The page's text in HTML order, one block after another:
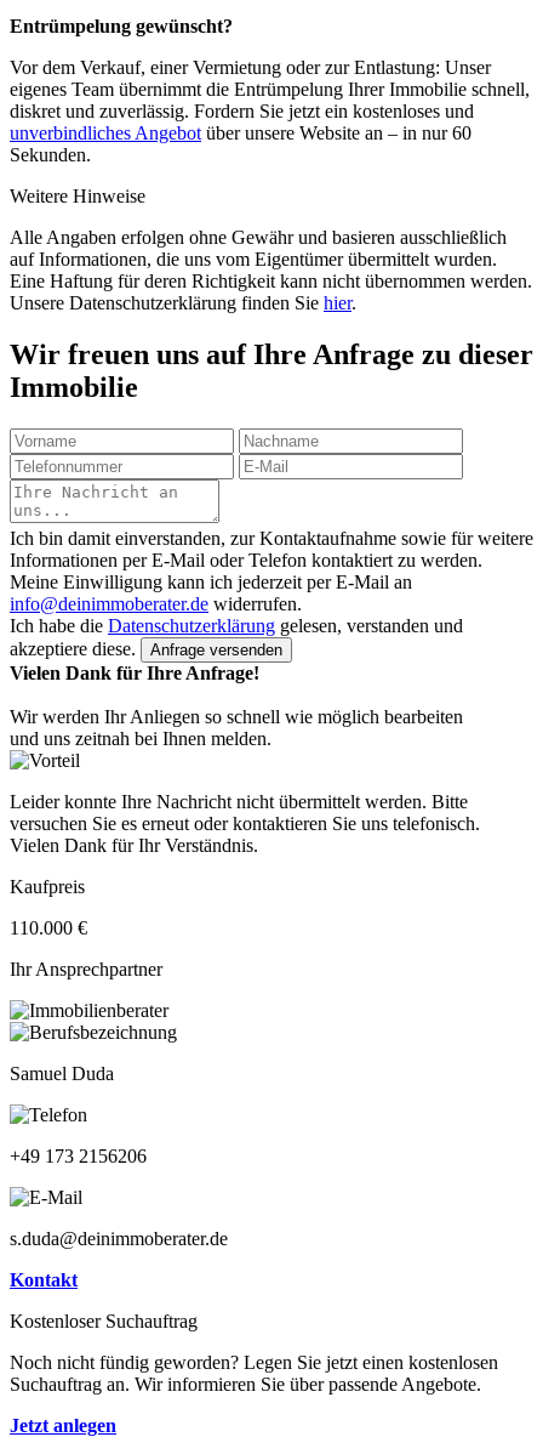
Entrümpelung gewünscht?
Vor dem Verkauf, einer Vermietung oder zur Entlastung: Unser
eigenes Team übernimmt die Entrümpelung Ihrer Immobilie schnell,
diskret und zuverlässig. Fordern Sie jetzt ein kostenloses und
unverbindliches Angebot über unsere Website an – in nur 60
Sekunden.
Weitere Hinweise
Alle Angaben erfolgen ohne Gewähr und basieren ausschließlich
auf Informationen, die uns vom Eigentümer übermittelt wurden.
Eine Haftung für deren Richtigkeit kann nicht übernommen werden.
Unsere Datenschutzerklärung finden Sie hier.
Wir freuen uns auf Ihre Anfrage zu dieser
Immobilie
Ich bin damit einverstanden, zur Kontaktaufnahme sowie für weitere
Informationen per E-Mail oder Telefon kontaktiert zu werden.
Meine Einwilligung kann ich jederzeit per E-Mail an
info@deinimmoberater.de widerrufen.
Ich habe die Datenschutzerklärung gelesen, verstanden und
akzeptiere diese.
Vielen Dank für Ihre Anfrage!
Wir werden Ihr Anliegen so schnell wie möglich bearbeiten
und uns zeitnah bei Ihnen melden.
Leider konnte Ihre Nachricht nicht übermittelt werden. Bitte
versuchen Sie es erneut oder kontaktieren Sie uns telefonisch.
Vielen Dank für Ihr Verständnis.
Kaufpreis
110.000 €
Ihr Ansprechpartner
Samuel Duda
+49 173 2156206
s.duda@deinimmoberater.de
Kontakt
Kostenloser Suchauftrag
Noch nicht fündig geworden? Legen Sie jetzt einen kostenlosen
Suchauftrag an. Wir informieren Sie über passende Angebote.
Jetzt anlegen